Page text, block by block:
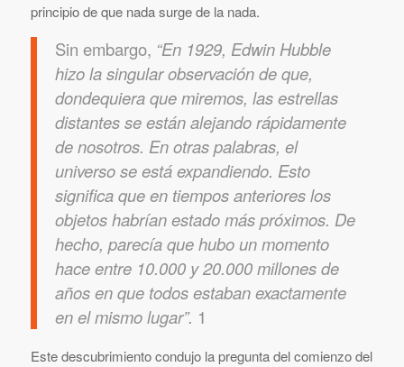
principio de que nada surge de la nada.
Sin embargo, “En 1929, Edwin Hubble
hizo la singular observación de que,
dondequiera que miremos, las estrellas
distantes se están alejando rápidamente
de nosotros. En otras palabras, el
universo se está expandiendo. Esto
significa que en tiempos anteriores los
objetos habrían estado más próximos. De
hecho, parecía que hubo un momento
hace entre 10.000 y 20.000 millones de
años en que todos estaban exactamente
en el mismo lugar”. 1
Este descubrimiento condujo la pregunta del comienzo del